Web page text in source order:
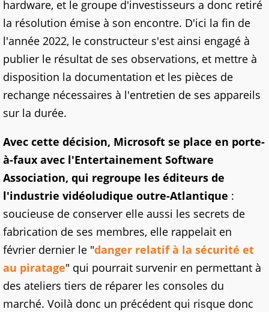
hardware, et le groupe d'investisseurs a donc retiré
la résolution émise à son encontre. D'ici la fin de
l'année 2022, le constructeur s'est ainsi engagé à
publier le résultat de ses observations, et mettre à
disposition la documentation et les pièces de
rechange nécessaires à l'entretien de ses appareils
sur la durée.
Avec cette décision, Microsoft se place en porte-
à-faux avec l'Entertainement Software
Association, qui regroupe les éditeurs de
l'industrie vidéoludique outre-Atlantique :
soucieuse de conserver elle aussi les secrets de
fabrication de ses membres, elle rappelait en
février dernier le "danger relatif à la sécurité et
au piratage" qui pourrait survenir en permettant à
des ateliers tiers de réparer les consoles du
marché. Voilà donc un précédent qui risque donc